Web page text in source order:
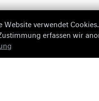
Website verwendet
erfassen wir